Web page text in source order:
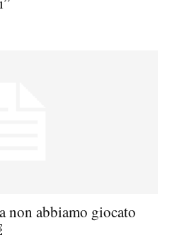
non abbiamo giocato